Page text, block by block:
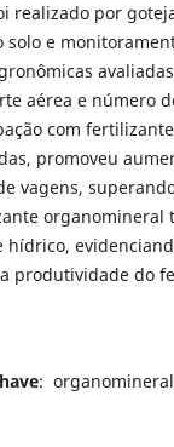
realizado por
solo e
aérea e número
com
promoveu
vagens,
organomineral
hídrico,
produtividade do
: